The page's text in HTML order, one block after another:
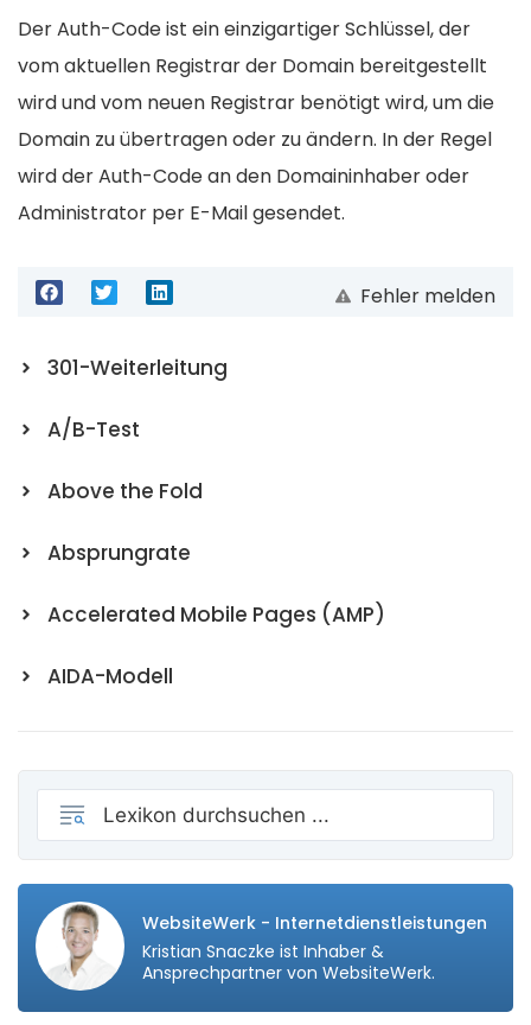
Der Auth-Code ist ein einzigartiger Schlüssel, der
vom aktuellen Registrar der Domain bereitgestellt
wird und vom neuen Registrar benötigt wird, um die
Domain zu übertragen oder zu ändern. In der Regel
wird der Auth-Code an den Domaininhaber oder
Administrator per E-Mail gesendet.
Fehler melden
301-Weiterleitung
A/B-Test
Above the Fold
Absprungrate
Accelerated Mobile Pages (AMP)
AIDA-Modell
WebsiteWerk - Internetdienstleistungen
Kristian Snaczke ist Inhaber &
Ansprechpartner von WebsiteWerk.